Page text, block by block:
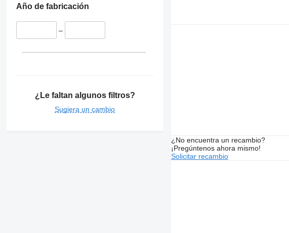
Año de fabricación
–
¿Le faltan algunos filtros?
Sugiera un cambio
¿No encuentra un recambio?
¡Pregúntenos ahora mismo!
Solicitar recambio